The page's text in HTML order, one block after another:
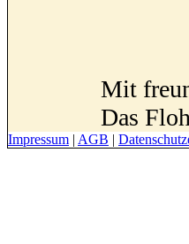
Mit
Das
Impressum | AGB |